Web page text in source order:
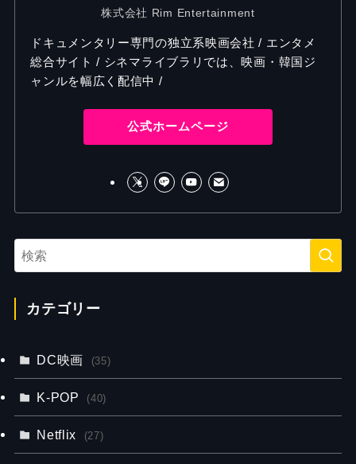
株式会社 Rim Entertainment
ドキュメンタリー専門の独立系映画会社 / エンタメ
総合サイト / シネマライブラリでは、映画・韓国ジ
ャンルを幅広く配信中 /
公式ホームページ
カテゴリー
DC映画 (35)
K-POP (40)
Netflix (27)